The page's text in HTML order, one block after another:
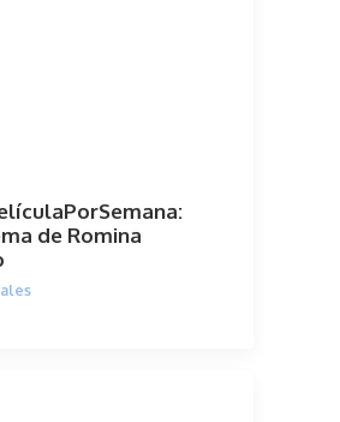
de Romina